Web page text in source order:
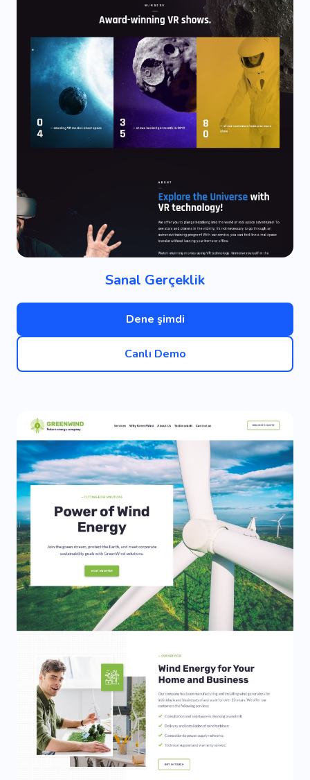
Sanal Gerçeklik
Dene şimdi
Canlı Demo